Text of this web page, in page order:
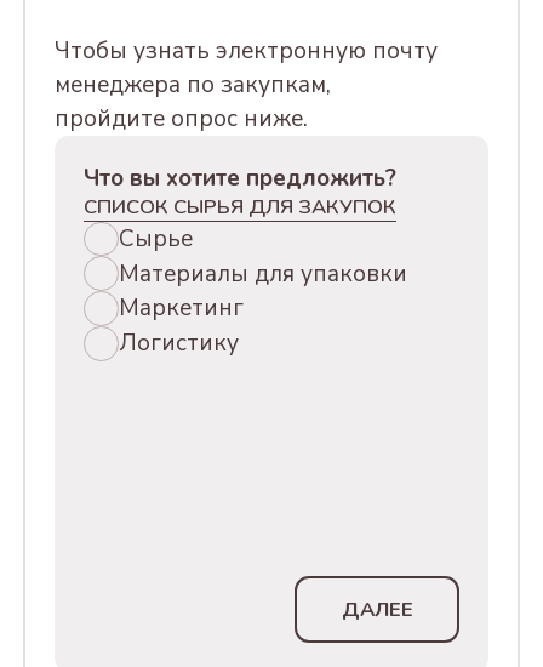
Чтобы узнать электронную почту
менеджера по закупкам,
пройдите опрос ниже.
Что вы хотите предложить?
СПИСОК СЫРЬЯ ДЛЯ ЗАКУПОК
Сырье
Материалы для упаковки
Маркетинг
Логистику
ДАЛЕЕ